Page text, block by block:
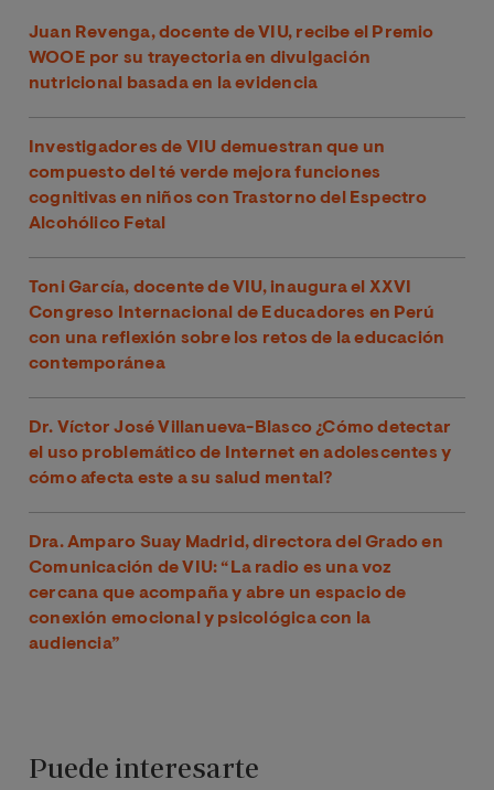
Juan Revenga, docente de VIU, recibe el Premio
WOOE por su trayectoria en divulgación
nutricional basada en la evidencia
Investigadores de VIU demuestran que un
compuesto del té verde mejora funciones
cognitivas en niños con Trastorno del Espectro
Alcohólico Fetal
Toni García, docente de VIU, inaugura el XXVI
Congreso Internacional de Educadores en Perú
con una reflexión sobre los retos de la educación
contemporánea
Dr. Víctor José Villanueva-Blasco ¿Cómo detectar
el uso problemático de Internet en adolescentes y
cómo afecta este a su salud mental?
Dra. Amparo Suay Madrid, directora del Grado en
Comunicación de VIU: “La radio es una voz
cercana que acompaña y abre un espacio de
conexión emocional y psicológica con la
audiencia”
Puede interesarte